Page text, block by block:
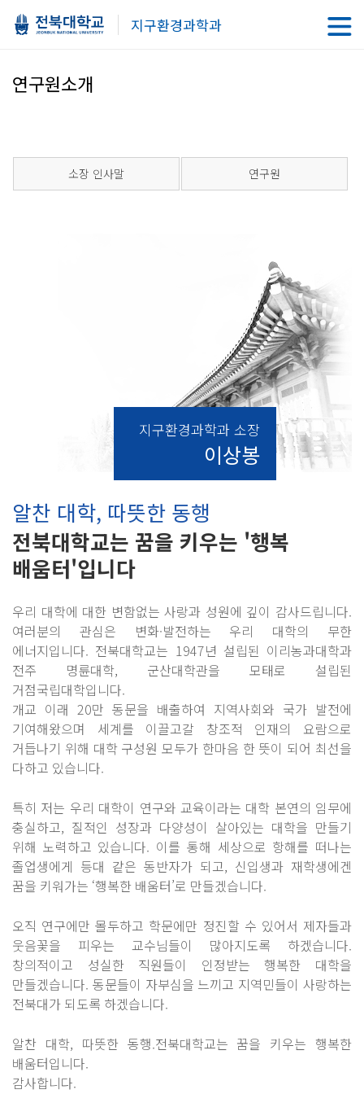
지구환경과학과
연구원소개
소장 인사말 연구원
지구환경과학과 소장
이상봉
알찬 대학, 따뜻한 동행
전북대학교는 꿈을 키우는 '행복
배움터'입니다
우리 대학에 대한 변함없는 사랑과 성원에 깊이 감사드립니다.
여러분의 관심은 변화·발전하는 우리 대학의 무한
에너지입니다. 전북대학교는 1947년 설립된 이리농과대학과
전주 명륜대학, 군산대학관을 모태로 설립된
거점국립대학입니다.
개교 이래 20만 동문을 배출하여 지역사회와 국가 발전에
기여해왔으며 세계를 이끌고갈 창조적 인재의 요람으로
거듭나기 위해 대학 구성원 모두가 한마음 한 뜻이 되어 최선을
다하고 있습니다.
특히 저는 우리 대학이 연구와 교육이라는 대학 본연의 임무에
충실하고, 질적인 성장과 다양성이 살아있는 대학을 만들기
위해 노력하고 있습니다. 이를 통해 세상으로 항해를 떠나는
졸업생에게 등대 같은 동반자가 되고, 신입생과 재학생에겐
꿈을 키워가는 ‘행복한 배움터’로 만들겠습니다.
오직 연구에만 몰두하고 학문에만 정진할 수 있어서 제자들과
웃음꽃을 피우는 교수님들이 많아지도록 하겠습니다.
창의적이고 성실한 직원들이 인정받는 행복한 대학을
만들겠습니다. 동문들이 자부심을 느끼고 지역민들이 사랑하는
전북대가 되도록 하겠습니다.
알찬 대학, 따뜻한 동행.전북대학교는 꿈을 키우는 행복한
배움터입니다.
감사합니다.